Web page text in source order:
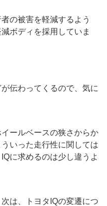
の被害を軽減するよう
ボディを採用していま
伝わってくるので、気に
ールベースの狭さからか
いった走行性に関しては
に求めるのは少し違うよ
は、トヨタIQの変遷につ